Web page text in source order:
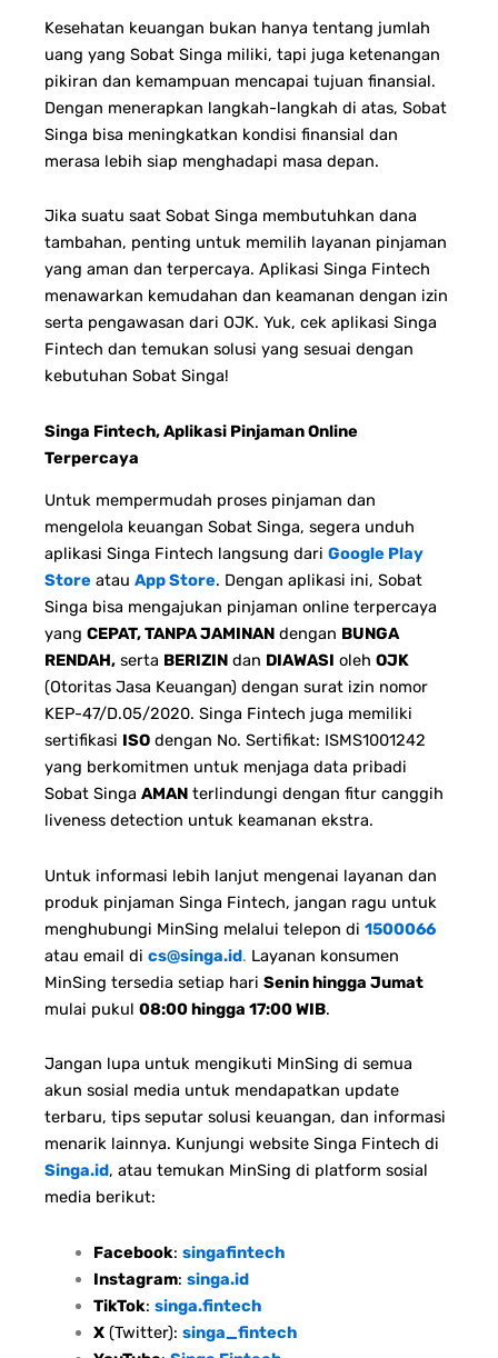
Kesehatan keuangan bukan hanya tentang jumlah
uang yang Sobat Singa miliki, tapi juga ketenangan
pikiran dan kemampuan mencapai tujuan finansial.
Dengan menerapkan langkah-langkah di atas, Sobat
Singa bisa meningkatkan kondisi finansial dan
merasa lebih siap menghadapi masa depan.
Jika suatu saat Sobat Singa membutuhkan dana
tambahan, penting untuk memilih layanan pinjaman
yang aman dan terpercaya. Aplikasi Singa Fintech
menawarkan kemudahan dan keamanan dengan izin
serta pengawasan dari OJK. Yuk, cek aplikasi Singa
Fintech dan temukan solusi yang sesuai dengan
kebutuhan Sobat Singa!
Singa Fintech, Aplikasi Pinjaman Online
Terpercaya
Untuk mempermudah proses pinjaman dan
mengelola keuangan Sobat Singa, segera unduh
aplikasi Singa Fintech langsung dari Google Play
Store atau App Store. Dengan aplikasi ini, Sobat
Singa bisa mengajukan pinjaman online terpercaya
yang CEPAT, TANPA JAMINAN dengan BUNGA
RENDAH, serta BERIZIN dan DIAWASI oleh OJK
(Otoritas Jasa Keuangan) dengan surat izin nomor
KEP-47/D.05/2020. Singa Fintech juga memiliki
sertifikasi ISO dengan No. Sertifikat: ISMS1001242
yang berkomitmen untuk menjaga data pribadi
Sobat Singa AMAN terlindungi dengan fitur canggih
liveness detection untuk keamanan ekstra.
Untuk informasi lebih lanjut mengenai layanan dan
produk pinjaman Singa Fintech, jangan ragu untuk
menghubungi MinSing melalui telepon di 1500066
atau email di cs@singa.id. Layanan konsumen
MinSing tersedia setiap hari Senin hingga Jumat
mulai pukul 08:00 hingga 17:00 WIB.
Jangan lupa untuk mengikuti MinSing di semua
akun sosial media untuk mendapatkan update
terbaru, tips seputar solusi keuangan, dan informasi
menarik lainnya. Kunjungi website Singa Fintech di
Singa.id, atau temukan MinSing di platform sosial
media berikut:
Facebook: singafintech
Instagram: singa.id
TikTok: singa.fintech
X(Twitter): singa_fintech